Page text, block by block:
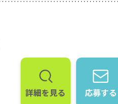
詳細を見る 応募する